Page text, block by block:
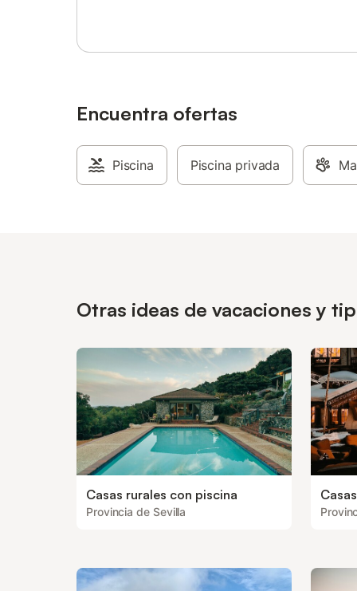
Encuentra ofertas
Piscina Piscina privada
Otras ideas de vacaciones y
Casas rurales con piscina
Provincia de Sevilla